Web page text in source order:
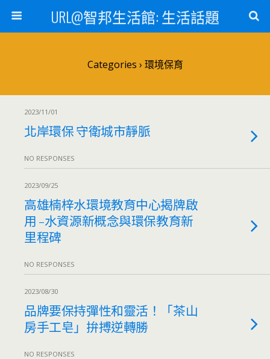
URL@智邦生活館: 生活話題
Categories › 環境保育
2023/11/01
北岸環保 守衛城市靜脈
NO RESPONSES
2023/09/25
高雄楠梓水環境教育中心揭牌啟
用 –水資源新概念與環保教育新
里程碑
NO RESPONSES
2023/08/30
品牌要保持彈性和靈活！「茶山
房手工皂」拚搏逆轉勝
NO RESPONSES